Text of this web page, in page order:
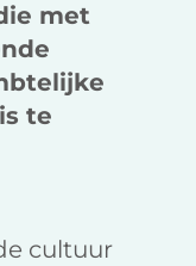
met
te
cultuur